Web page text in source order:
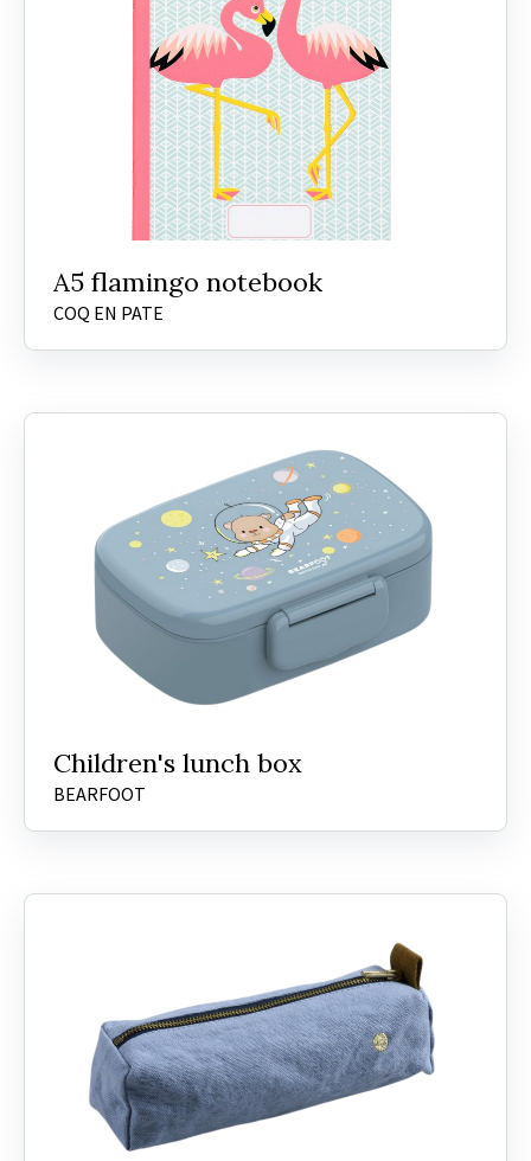
A5 flamingo notebook
COQ EN PATE
Children's lunch box
BEARFOOT